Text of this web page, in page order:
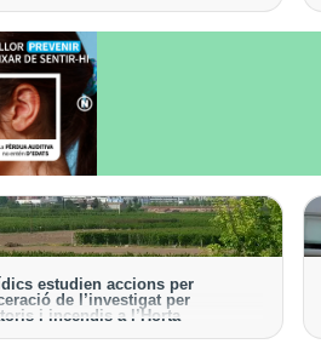
els parapentistes amb una
donar pas als avions amb vols
estudien accions per
de l’investigat per
i incendis a l’Horta
Lleida demanen que s’analitzin